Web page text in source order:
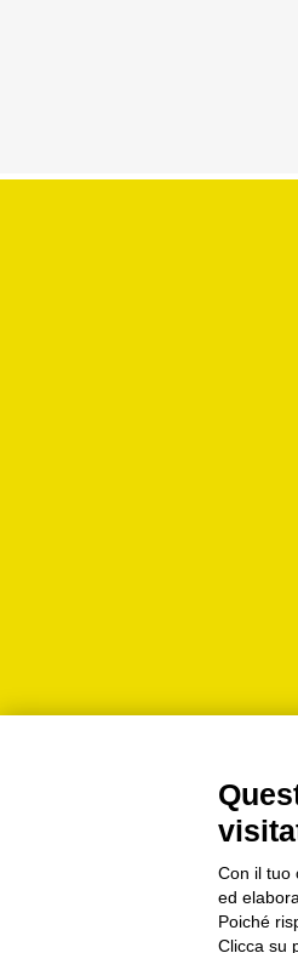
Con il tuo
ed
Poiché
Clicca su